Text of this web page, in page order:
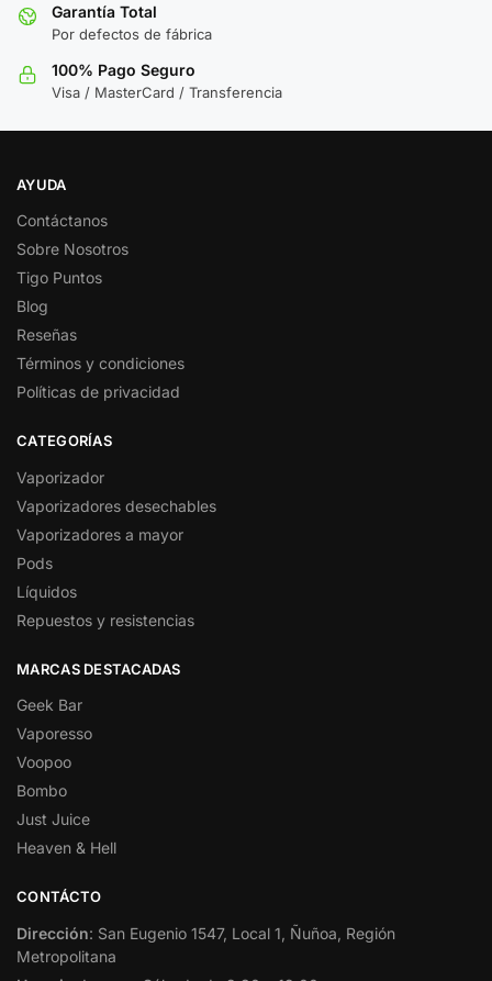
Garantía Total
Por defectos de fábrica
100% Pago Seguro
Visa / MasterCard / Transferencia
AYUDA
Contáctanos
Sobre Nosotros
Tigo Puntos
Blog
Reseñas
Términos y condiciones
Políticas de privacidad
CATEGORÍAS
Vaporizador
Vaporizadores desechables
Vaporizadores a mayor
Pods
Líquidos
Repuestos y resistencias
MARCAS DESTACADAS
Geek Bar
Vaporesso
Voopoo
Bombo
Just Juice
Heaven & Hell
CONTÁCTO
Dirección: San Eugenio 1547, Local 1, Ñuñoa, Región
Metropolitana